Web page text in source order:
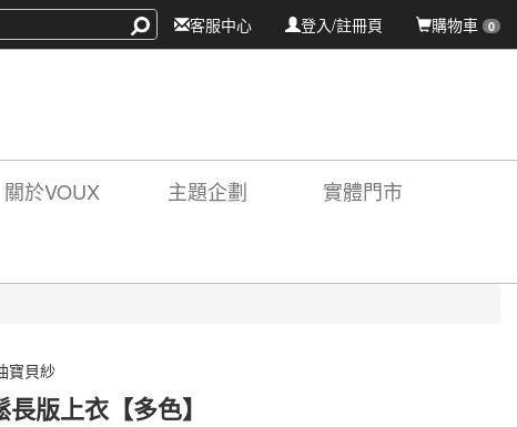
購物車 0
登入/註冊頁
客服中心
關於VOUX 主題企劃 實體門市
寶貝紗
版上衣【多色】